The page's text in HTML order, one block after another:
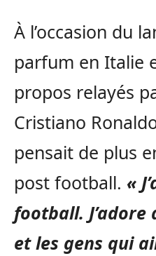
À l’occasion du
parfum en Italie
propos relayés
Cristiano
pensait de plus
post football. «
football.
et les gens qui